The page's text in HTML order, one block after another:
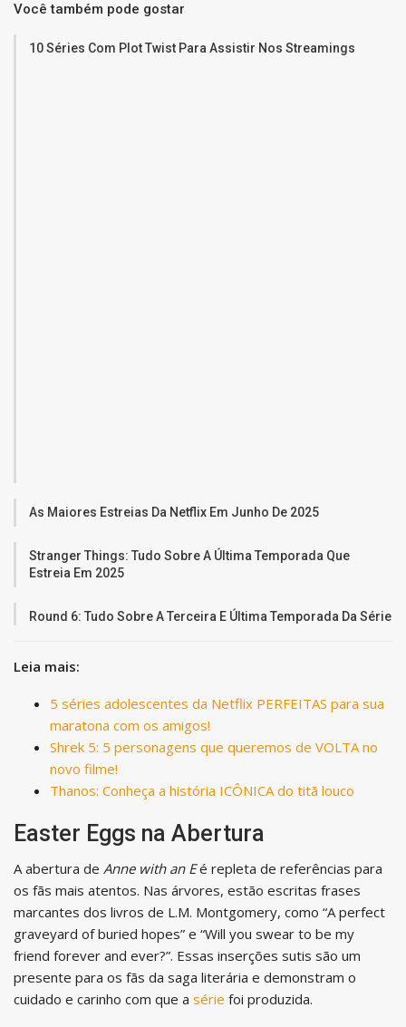
Você também pode gostar
10 Séries Com Plot Twist Para Assistir Nos Streamings
As Maiores Estreias Da Netflix Em Junho De 2025
Stranger Things: Tudo Sobre A Última Temporada Que
Estreia Em 2025
Round 6: Tudo Sobre A Terceira E Última Temporada Da Série
Leia mais:
5 séries adolescentes da Netflix PERFEITAS para sua
maratona com os amigos!
Shrek 5: 5 personagens que queremos de VOLTA no
novo filme!
Thanos: Conheça a história ICÔNICA do titã louco
Easter Eggs na Abertura
A abertura de Anne with an Eé repleta de referências para
os fãs mais atentos. Nas árvores, estão escritas frases
marcantes dos livros de L.M. Montgomery, como “A perfect
graveyard of buried hopes” e “Will you swear to be my
friend forever and ever?”. Essas inserções sutis são um
presente para os fãs da saga literária e demonstram o
cuidado e carinho com que a série foi produzida.